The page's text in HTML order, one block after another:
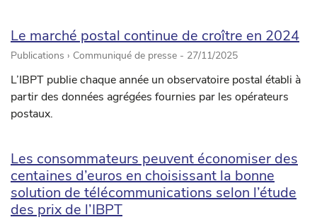
Le marché postal continue de croître en 2024
Publications › Communiqué de presse - 27/11/2025
L’IBPT publie chaque année un observatoire postal établi à
partir des données agrégées fournies par les opérateurs
postaux.
Les consommateurs peuvent économiser des
centaines d’euros en choisissant la bonne
solution de télécommunications selon l’étude
des prix de l’IBPT